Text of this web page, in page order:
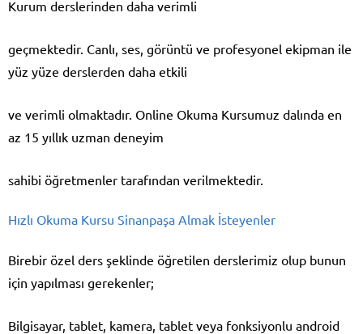
Kurum derslerinden daha verimli
geçmektedir. Canlı, ses, görüntü ve profesyonel ekipman ile
yüz yüze derslerden daha etkili
ve verimli olmaktadır. Online Okuma Kursumuz dalında en
az 15 yıllık uzman deneyim
sahibi öğretmenler tarafından verilmektedir.
Hızlı Okuma Kursu Sinanpaşa Almak İsteyenler
Birebir özel ders şeklinde öğretilen derslerimiz olup bunun
için yapılması gerekenler;
Bilgisayar, tablet, kamera, tablet veya fonksiyonlu android